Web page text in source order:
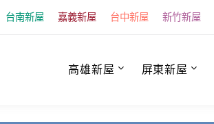
台南新屋 嘉義新屋 台中新屋 新竹新屋
高雄新屋 屏東新屋